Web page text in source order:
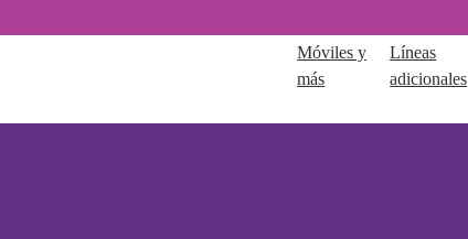
Móviles y
más
Líneas
adicionales